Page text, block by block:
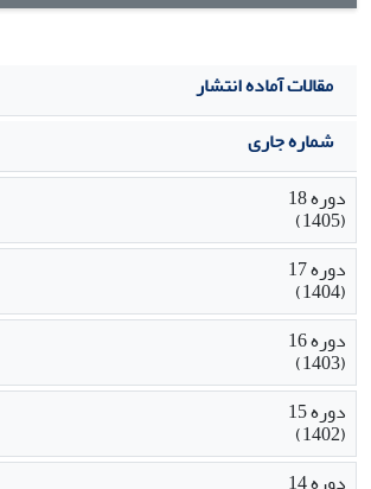
مقالات آماده انتشار
شماره جاری
دوره 18
(1405)
دوره 17
(1404)
دوره 16
(1403)
دوره 15
(1402)